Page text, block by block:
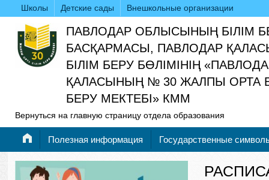
Школы Детские сады Внешкольные организации
ПАВЛОДАР ОБЛЫСЫНЫҢ БІЛІМ
БАСҚАРМАСЫ, ПАВЛОДАР
БІЛІМ БЕРУ БӨЛІМІНІҢ
ҚАЛАСЫНЫҢ № 30 ЖАЛПЫ ОРТА
БЕРУ МЕКТЕБІ» КММ
Вернуться на главную страницу отдела образования
Полезная информация Государственные